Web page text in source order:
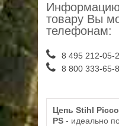
товару Вы
телефонам:
8 495 212-05-
8 800 333-65-
Цепь Stihl
PS - идеально